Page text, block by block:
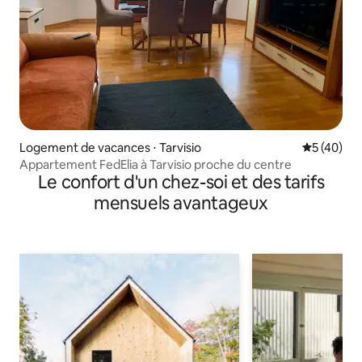
Logement de vacances ⋅ Tarvisio
5 (40)
Appartement FedElia à Tarvisio proche du centre
Le confort d'un chez-soi et des tarifs
mensuels avantageux